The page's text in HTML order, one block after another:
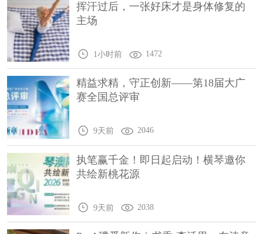
挥汗过后，一张好床才是身体修复的
主场
1小时前 1472
精益求精，守正创新——第18届大广
赛全国总评审
9天前 2046
执笔赢千金！即日起启动！横琴邀你
共绘新桃花源
9天前 2038